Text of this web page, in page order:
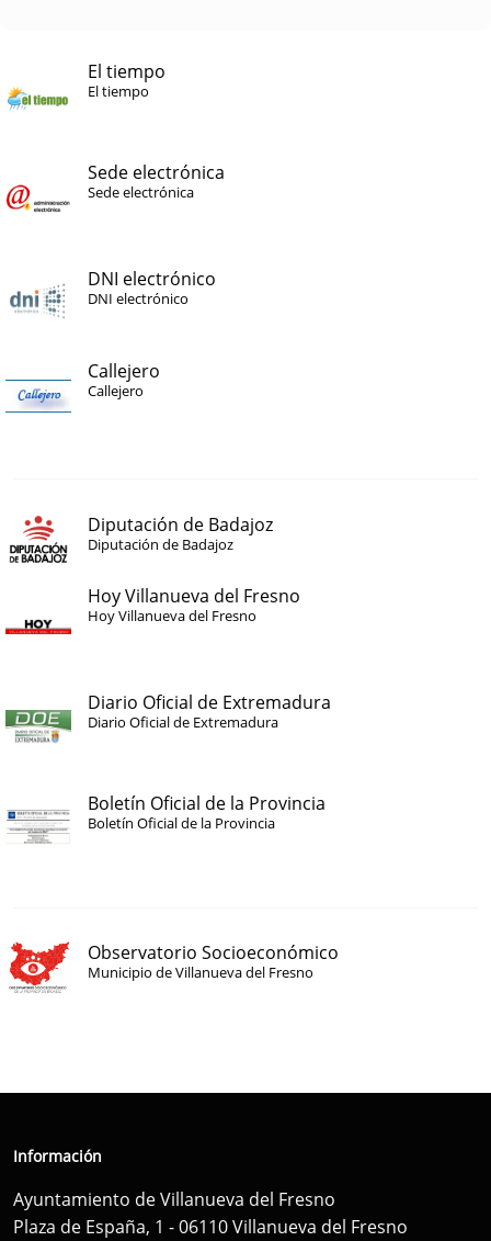
El tiempo
El tiempo
Sede electrónica
Sede electrónica
DNI electrónico
DNI electrónico
Callejero
Callejero
Diputación de Badajoz
Diputación de Badajoz
Hoy Villanueva del Fresno
Hoy Villanueva del Fresno
Diario Oficial de Extremadura
Diario Oficial de Extremadura
Boletín Oficial de la Provincia
Boletín Oficial de la Provincia
Observatorio Socioeconómico
Municipio de Villanueva del Fresno
Información
Ayuntamiento de Villanueva del Fresno
Plaza de España, 1 - 06110 Villanueva del Fresno